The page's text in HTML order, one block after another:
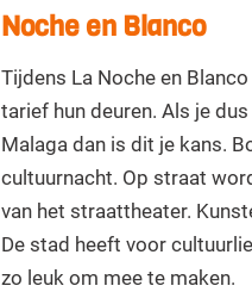
Noche en Blanco
Tijdens La Noche en
tarief hun deuren. Als je
Malaga dan is dit je kans.
cultuurnacht. Op straat
van het straattheater.
De stad heeft voor
zo leuk om mee te maken.